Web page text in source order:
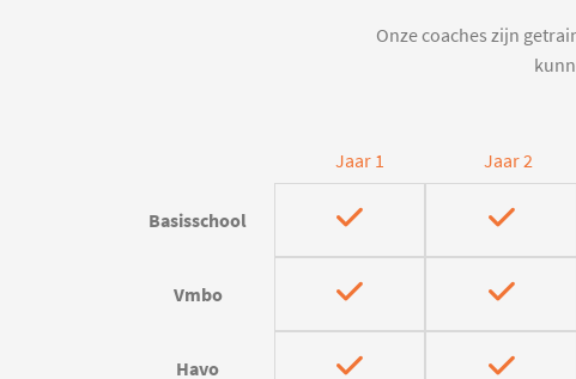
Onze coaches zijn
Jaar 1 Jaar 2
Basisschool
Vmbo
Havo